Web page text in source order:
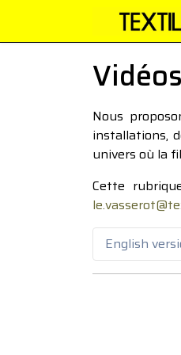
Nous
installations,
univers où la
Cette
English